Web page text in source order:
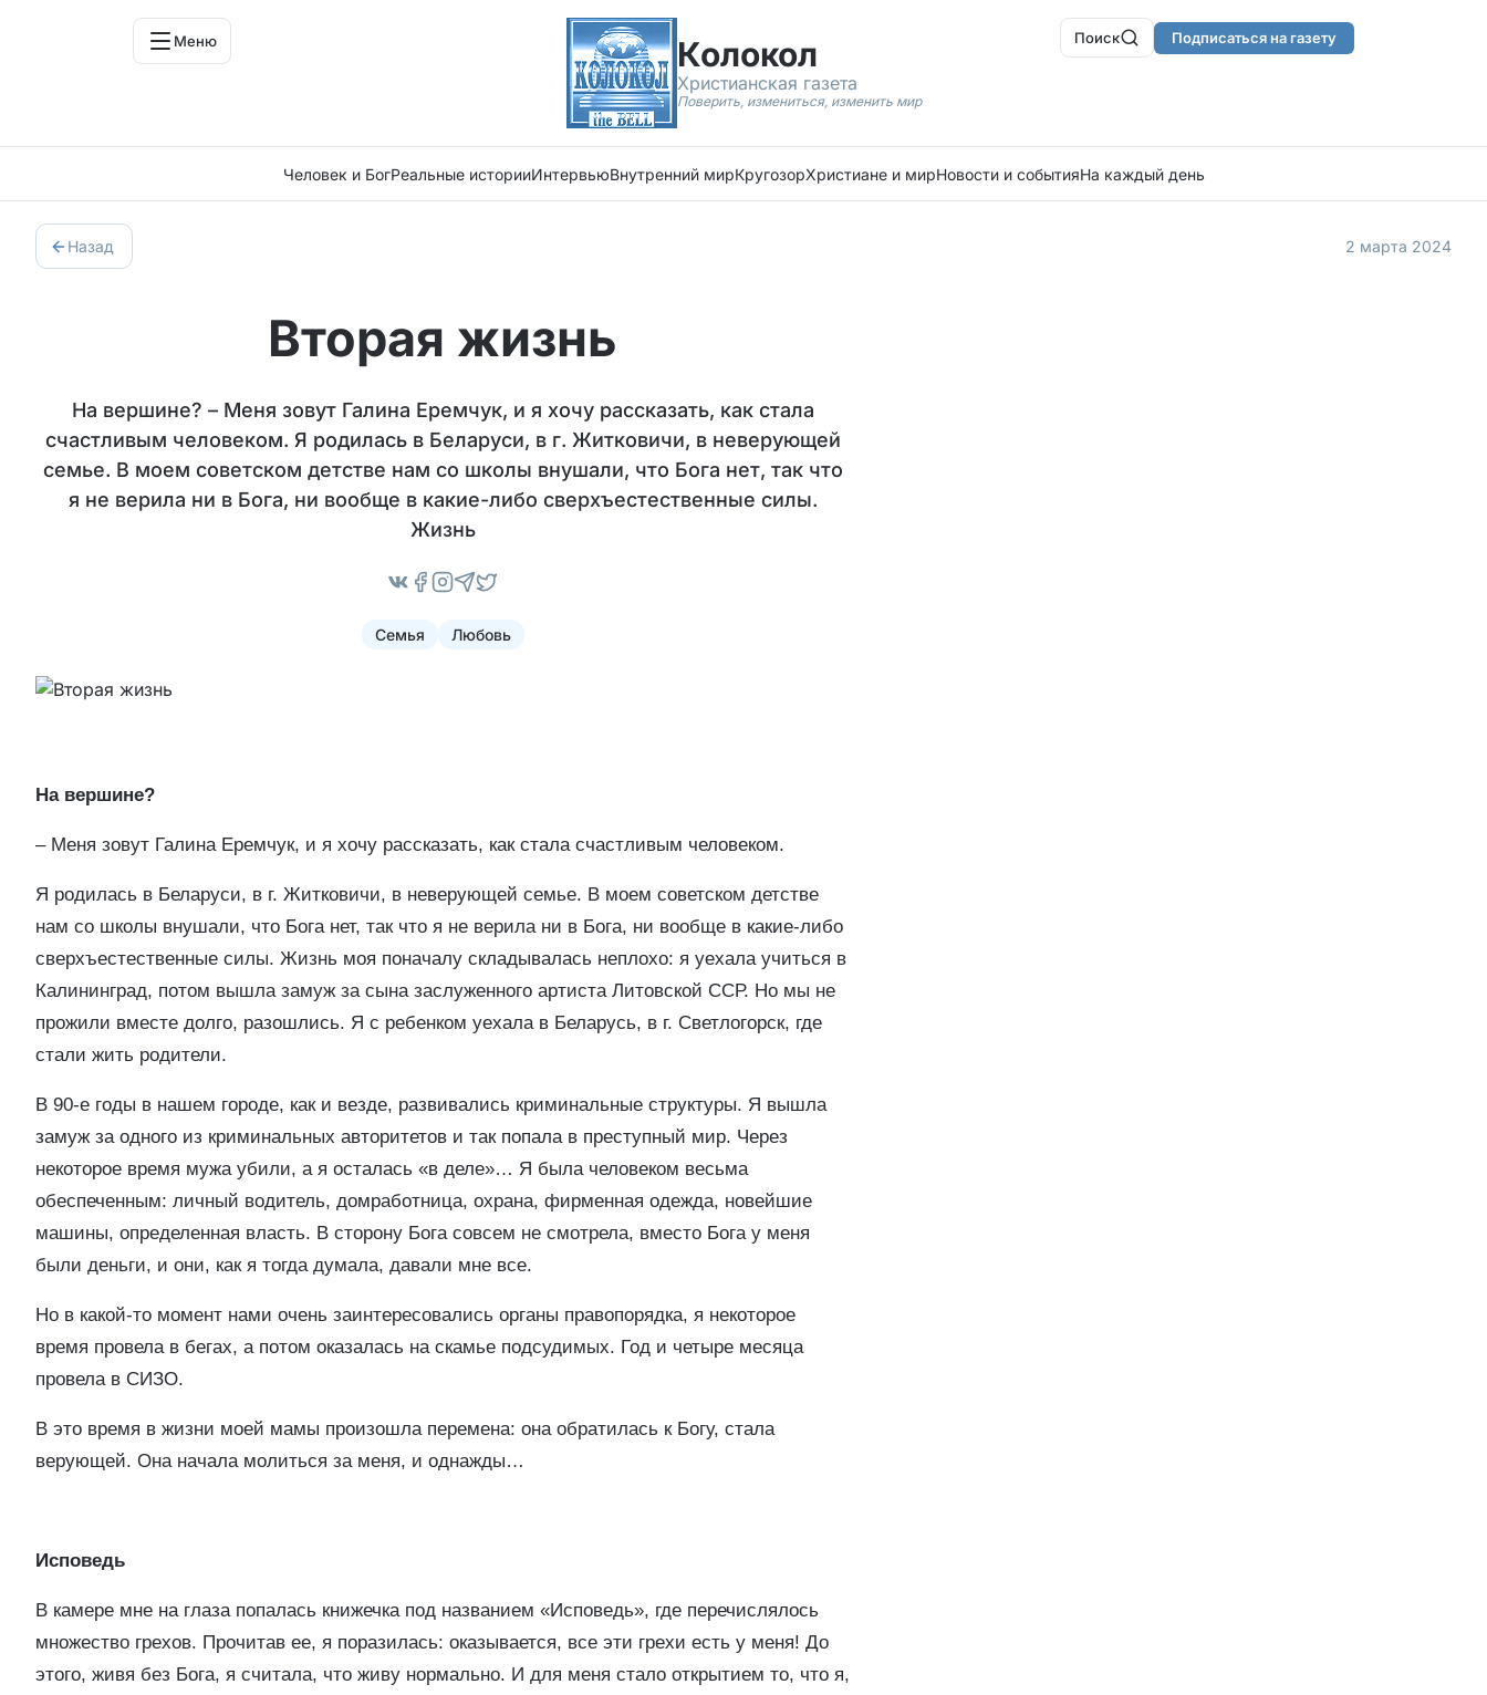
Меню Колокол
Христианская газета
Поверить, измениться, изменить мир
Поиск Подписаться на газету
Человек и БогРеальные историиИнтервьюВнутренний мирКругозорХристиане и мирНовости и событияНа каждый день
Назад 2 марта 2024
Вторая жизнь
На вершине? – Меня зовут Галина Еремчук, и я хочу рассказать, как стала
счастливым человеком. Я родилась в Беларуси, в г. Житковичи, в неверующей
семье. В моем советском детстве нам со школы внушали, что Бога нет, так что
я не верила ни в Бога, ни вообще в какие-либо сверхъестественные силы.
Жизнь
Семья Любовь
На вершине?
– Меня зовут Галина Еремчук, и я хочу рассказать, как стала счастливым человеком.
Я родилась в Беларуси, в г. Житковичи, в неверующей семье. В моем советском детстве
нам со школы внушали, что Бога нет, так что я не верила ни в Бога, ни вообще в какие-либо
сверхъестественные силы. Жизнь моя поначалу складывалась неплохо: я уехала учиться в
Калининград, потом вышла замуж за сына заслуженного артиста Литовской ССР. Но мы не
прожили вместе долго, разошлись. Я с ребенком уехала в Беларусь, в г. Светлогорск, где
стали жить родители.
В 90-е годы в нашем городе, как и везде, развивались криминальные структуры. Я вышла
замуж за одного из криминальных авторитетов и так попала в преступный мир. Через
некоторое время мужа убили, а я осталась «в деле»… Я была человеком весьма
обеспеченным: личный водитель, домработница, охрана, фирменная одежда, новейшие
машины, определенная власть. В сторону Бога совсем не смотрела, вместо Бога у меня
были деньги, и они, как я тогда думала, давали мне все.
Но в какой-то момент нами очень заинтересовались органы правопорядка, я некоторое
время провела в бегах, а потом оказалась на скамье подсудимых. Год и четыре месяца
провела в СИЗО.
В это время в жизни моей мамы произошла перемена: она обратилась к Богу, стала
верующей. Она начала молиться за меня, и однажды…
Исповедь
В камере мне на глаза попалась книжечка под названием «Исповедь», где перечислялось
множество грехов. Прочитав ее, я поразилась: оказывается, все эти грехи есть у меня! До
этого, живя без Бога, я считала, что живу нормально. И для меня стало открытием то, что я,